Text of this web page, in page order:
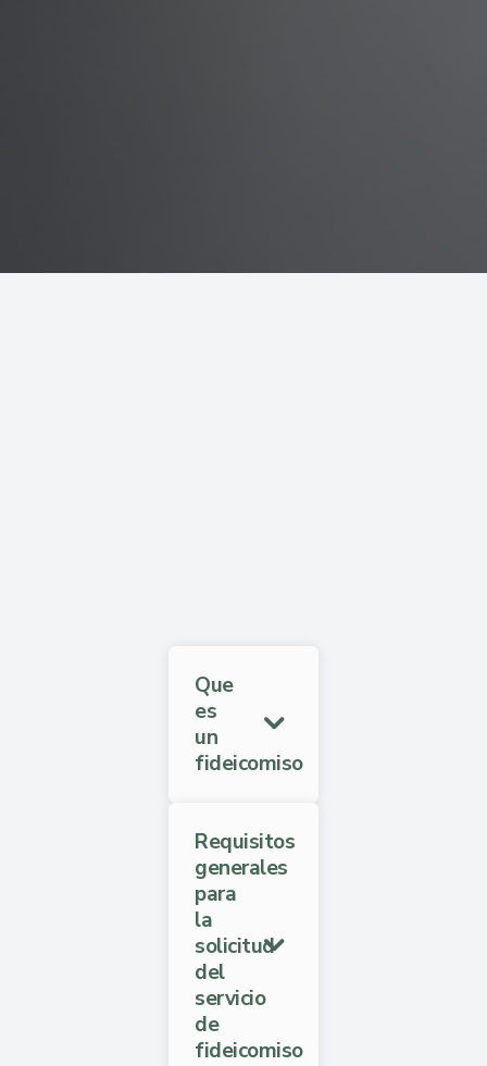
Que
es
un
fideicomiso
Requisitos
generales
para
la
solicitud
del
servicio
de
fideicomiso